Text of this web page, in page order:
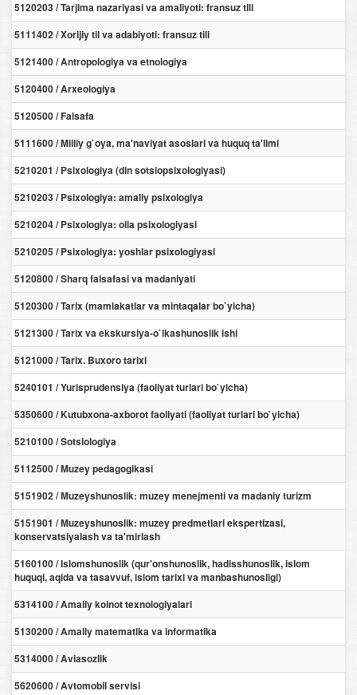
5120203 / Tarjima nazariyasi va amaliyoti: fransuz tili
5111402 / Xorijiy til va adabiyoti: fransuz tili
5121400 / Antropologiya va etnologiya
5120400 / Arxeologiya
5120500 / Falsafa
5111600 / Milliy g`oya, ma'naviyat asoslari va huquq ta'limi
5210201 / Psixologiya (din sotsiopsixologiyasi)
5210203 / Psixologiya: amaliy psixologiya
5210204 / Psixologiya: oila psixologiyasi
5210205 / Psixologiya: yoshlar psixologiyasi
5120800 / Sharq falsafasi va madaniyati
5120300 / Tarix (mamlakatlar va mintaqalar bo`yicha)
5121300 / Tarix va ekskursiya-o`lkashunoslik ishi
5121000 / Tarix. Buxoro tarixi
5240101 / Yurisprudensiya (faoliyat turlari bo`yicha)
5350600 / Kutubxona-axborot faoliyati (faoliyat turlari bo`yicha)
5210100 / Sotsiologiya
5112500 / Muzey pedagogikasi
5151902 / Muzeyshunoslik: muzey menejmenti va madaniy turizm
5151901 / Muzeyshunoslik: muzey predmetlari ekspertizasi,
konservatsiyalash va ta'mirlash
5160100 / Islomshunoslik (qur'onshunoslik, hadisshunoslik, islom
huquqi, aqida va tasavvuf, islom tarixi va manbashunosligi)
5314100 / Amaliy koinot texnologiyalari
5130200 / Amaliy matematika va informatika
5314000 / Aviasozlik
5620600 / Avtomobil servisi